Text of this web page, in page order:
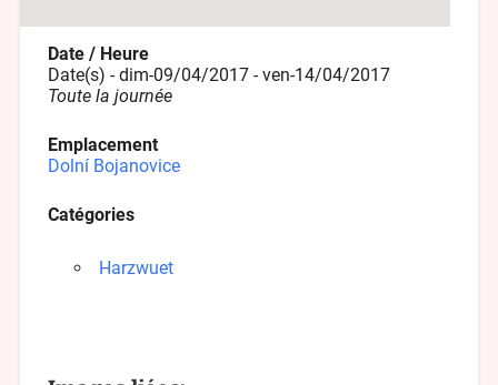
Date / Heure
Date(s) - dim-09/04/2017 - ven-14/04/2017
Toute la journée
Emplacement
Dolní Bojanovice
Catégories
Harzwuet